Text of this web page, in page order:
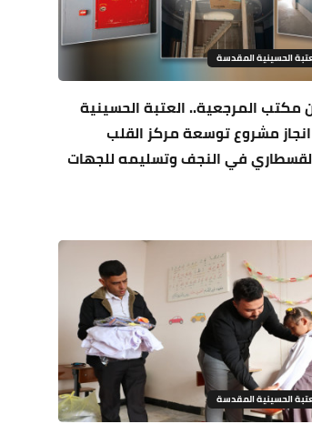
الحسينية المقدسة
مكتب المرجعية.. العتبة الحسينية
مشروع توسعة مركز القلب
في النجف وتسليمه للجهات
الحسينية المقدسة